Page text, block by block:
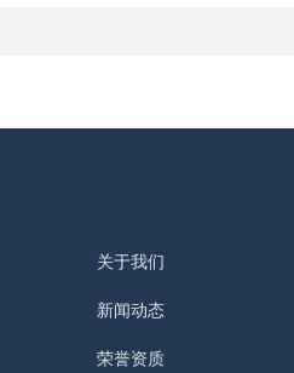
关于我们
新闻动态
荣誉资质